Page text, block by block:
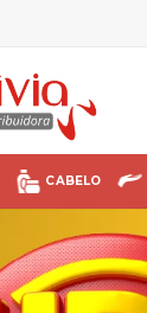
CABELO